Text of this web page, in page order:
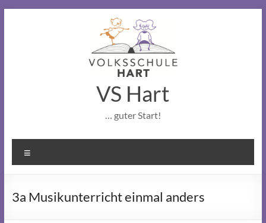
VS Hart
… guter Start!
3a Musikunterricht einmal anders